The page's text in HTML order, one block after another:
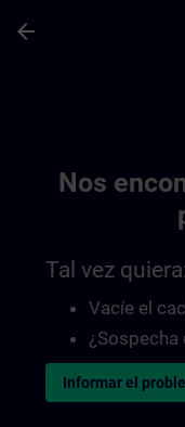
arrow_back
Nos
Tal vez
Vacíe el
¿Sospecha
Informar el